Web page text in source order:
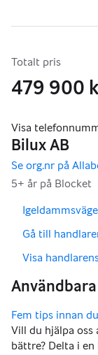
Totalt pris
479 900
,
Gå till
Visa
Vill du hjälpa oss
bättre? Delta i